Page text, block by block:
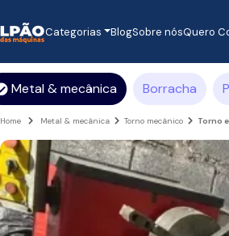
Categorias BlogSobre nósQuero
Metal & mecânica Borracha
Home Metal & mecânica Torno mecânico Torno